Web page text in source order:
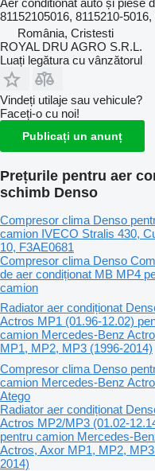
Aer conditionat auto și piese
81152105016, 8115210-
România, Cristesti
ROYAL DRU AGRO S.R.L.
Luați legătura cu vânzătorul
Vindeți utilaje sau vehicule?
Faceți-o cu noi!
Publicați un anunț
Prețurile pentru aer
schimb Denso
Compresor clima Denso
camion IVECO Stralis 430,
10, F3AE0681
Compresor clima Denso
de aer condiționat MB MP4
camion
Radiator aer condiționat
Actros MP1 (01.96-12.02)
camion Mercedes-Benz
MP1, MP2, MP3 (1996-2014)
Compresor clima Denso
camion Mercedes-Benz
Atego
Radiator aer condiționat
Actros MP2/MP3 (01.02-
pentru camion Mercedes-
Actros, Axor MP1, MP2,
2014)